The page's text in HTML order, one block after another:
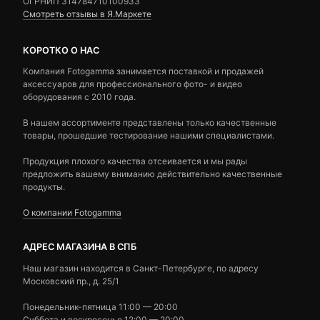
Смотреть отзывы в Я.Маркете
КОРОТКО О НАС
Компания Fotogamma занимается поставкой и продажей
аксессуаров для профессионального фото- и видео
оборудования с 2010 года.
В нашем ассортименте представлены только качественные
товары, прошедшие тестирование нашими специалистами.
Продукция плохого качества отсеивается и мы рады
предложить вашему вниманию действительно качественные
продукты.
О компании Fotogamma
АДРЕС МАГАЗИНА В СПБ
Наш магазин находится в Санкт-Петербурге, по адресу
Московский пр., д. 25/1
Понедельник-пятница 11:00 — 20:00